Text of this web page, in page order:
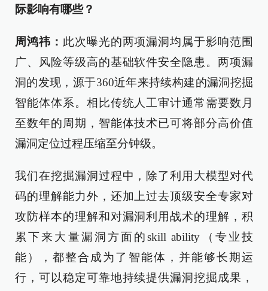
际影响有哪些？
周鸿祎： 此次曝光的两项漏洞均属于影响范围
广、风险等级高的基础软件安全隐患。两项漏
洞的发现，源于360近年来持续构建的漏洞挖掘
智能体体系。相比传统人工审计通常需要数月
至数年的周期，智能体技术已可将部分高价值
漏洞定位过程压缩至分钟级。
我们在挖掘漏洞过程中，除了利用大模型对代
码的理解能力外，还加上过去顶级安全专家对
攻防样本的理解和对漏洞利用战术的理解，积
累下来大量漏洞方面的skill ability（专业技
能），都整合成为了智能体，并能够长期运
行，可以稳定可靠地持续提供漏洞挖掘成果，